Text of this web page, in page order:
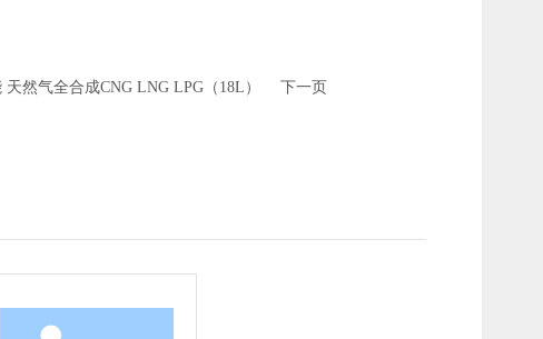
天然气全合成CNG LNG LPG（18L） 下一页